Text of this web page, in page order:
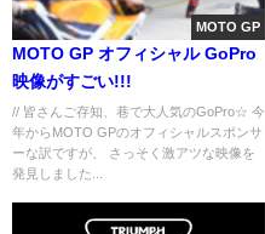
MOTO GP
MOTO GP オフィシャル GoPro
映像がすごい!!!
// 皆さんご存知、巷で大人気のGoPro☆ 今
年からMOTO GPのオフィシャルスポンサ
ーな訳ですが、 さっそく激アツな映像を
発見しました...